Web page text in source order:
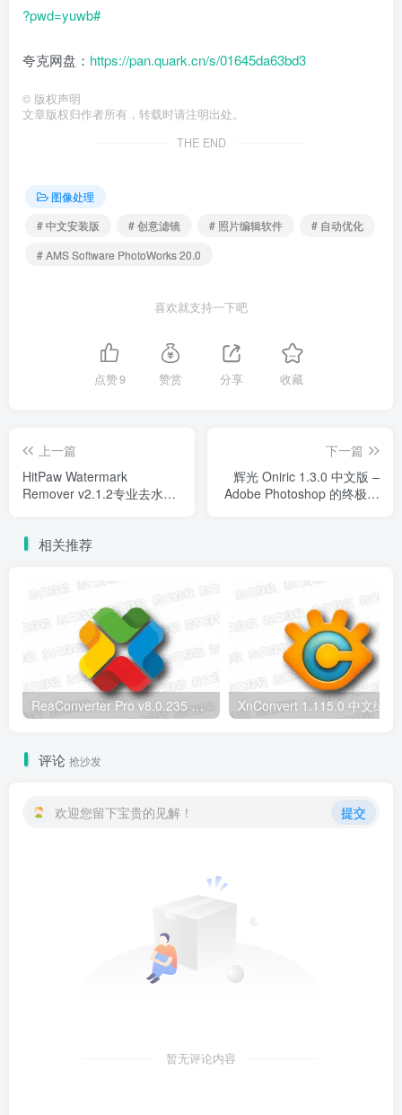
?pwd=yuwb#
夸克网盘： https://pan.quark.cn/s/01645da63bd3
© 版权声明
文章版权归作者所有，转载时请注明出处。
THE END
图像处理
# 中文安装版
# 创意滤镜 # 照片编辑软件
# 自动优化
# AMS Software PhotoWorks 20.0
喜欢就支持一下吧
点赞9 赞赏 分享 收藏
上一篇
HitPaw Watermark
Remover v2.1.2专业去水印
下一篇
辉光 Oniric 1.3.0 中文版 –
Adobe Photoshop 的终极发
相关推荐
ReaConverter Pro v8.0.235 便携版 – 批量图片转换处理工具
评论 抢沙发
欢迎您留下宝贵的见解！ 提交
暂无评论内容